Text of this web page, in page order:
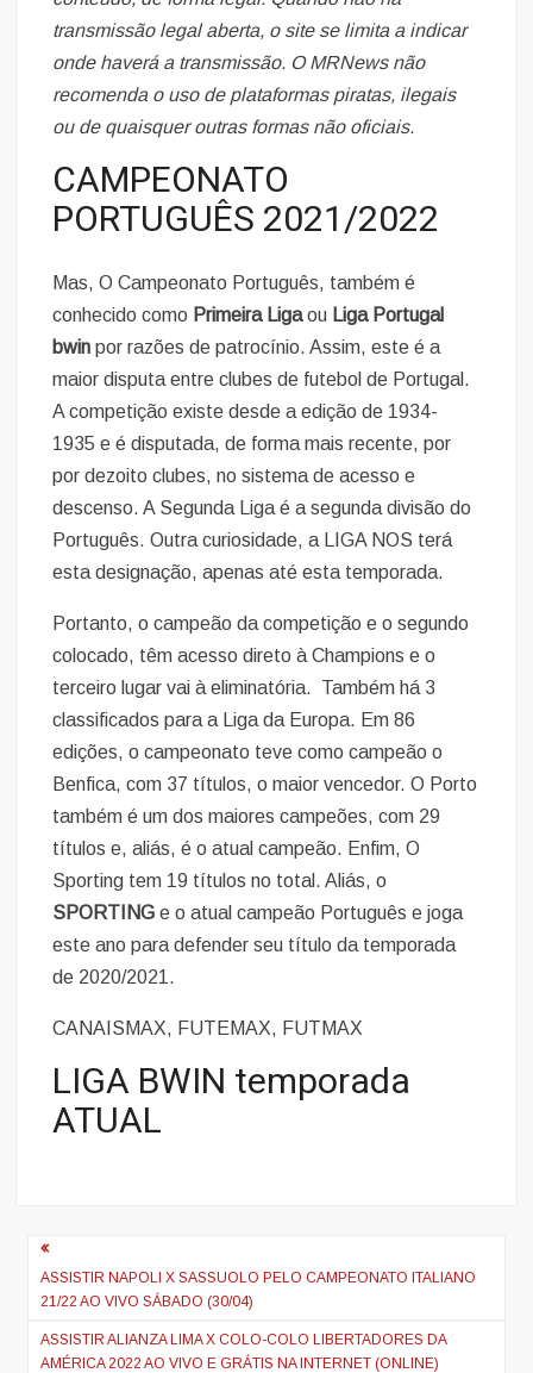
transmissão legal aberta, o site se limita a indicar
onde haverá a transmissão. O MRNews não
recomenda o uso de plataformas piratas, ilegais
ou de quaisquer outras formas não oficiais.
CAMPEONATO
PORTUGUÊS 2021/2022
Mas, O Campeonato Português, também é
conhecido como Primeira Ligaou Liga Portugal
bwin por razões de patrocínio. Assim, este é a
maior disputa entre clubes de futebol de Portugal.
A competição existe desde a edição de 1934-
1935 e é disputada, de forma mais recente, por
por dezoito clubes, no sistema de acesso e
descenso. A Segunda Liga é a segunda divisão do
Português. Outra curiosidade, a LIGA NOS terá
esta designação, apenas até esta temporada.
Portanto, o campeão da competição e o segundo
colocado, têm acesso direto à Champions e o
terceiro lugar vai à eliminatória. Também há 3
classificados para a Liga da Europa. Em 86
edições, o campeonato teve como campeão o
Benfica, com 37 títulos, o maior vencedor. O Porto
também é um dos maiores campeões, com 29
títulos e, aliás, é o atual campeão. Enfim, O
Sporting tem 19 títulos no total. Aliás, o
SPORTING e o atual campeão Português e joga
este ano para defender seu título da temporada
de 2020/2021.
CANAISMAX, FUTEMAX, FUTMAX
LIGA BWIN temporada
ATUAL
Navegação
de
artigos
ASSISTIR NAPOLI X SASSUOLO PELO CAMPEONATO ITALIANO
21/22 AO VIVO SÁBADO (30/04)
ASSISTIR ALIANZA LIMA X COLO-COLO LIBERTADORES DA
AMÉRICA 2022 AO VIVO E GRÁTIS NA INTERNET (ONLINE)